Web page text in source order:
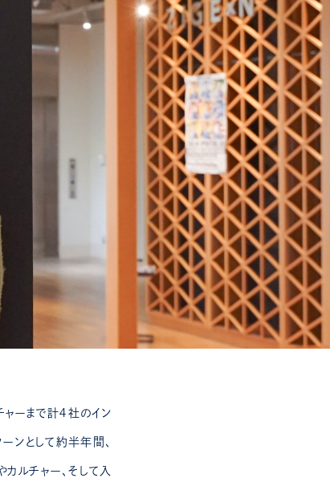
ーまで計４社のイン
ンとして約半年間、
ルチャー、そして入